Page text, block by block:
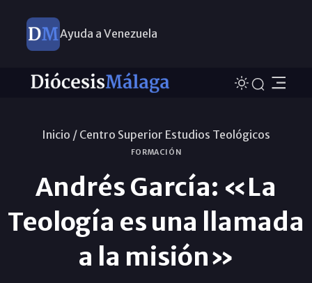
Ayuda a Venezuela
Inicio / Centro Superior Estudios Teológicos
FORMACIÓN
Andrés García: «La
Teología es una llamada
a la misión»